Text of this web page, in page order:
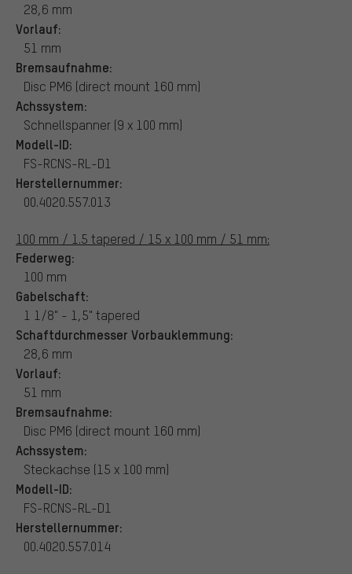
28,6 mm
Vorlauf:
51 mm
Bremsaufnahme:
Disc PM6 (direct mount 160 mm)
Achssystem:
Schnellspanner (9 x 100 mm)
Modell-ID:
FS-RCNS-RL-D1
Herstellernummer:
00.4020.557.013
100 mm / 1.5 tapered / 15 x 100 mm / 51 mm:
Federweg:
100 mm
Gabelschaft:
1 1/8" - 1,5" tapered
Schaftdurchmesser Vorbauklemmung:
28,6 mm
Vorlauf:
51 mm
Bremsaufnahme:
Disc PM6 (direct mount 160 mm)
Achssystem:
Steckachse (15 x 100 mm)
Modell-ID:
FS-RCNS-RL-D1
Herstellernummer:
00.4020.557.014